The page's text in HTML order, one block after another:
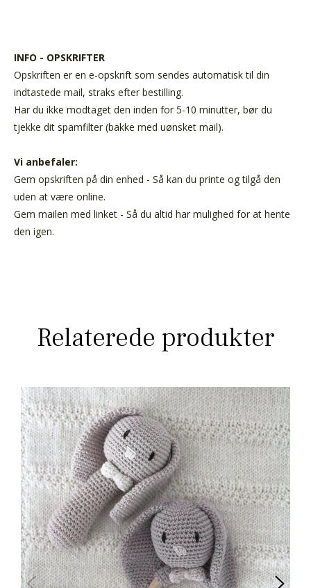
INFO - OPSKRIFTER
Opskriften er en e-opskrift som sendes automatisk til din
indtastede mail, straks efter bestilling.
Har du ikke modtaget den inden for 5-10 minutter, bør du
tjekke dit spamfilter (bakke med uønsket mail).
Vi anbefaler:
Gem opskriften på din enhed - Så kan du printe og tilgå den
uden at være online.
Gem mailen med linket - Så du altid har mulighed for at hente
den igen.
Relaterede produkter